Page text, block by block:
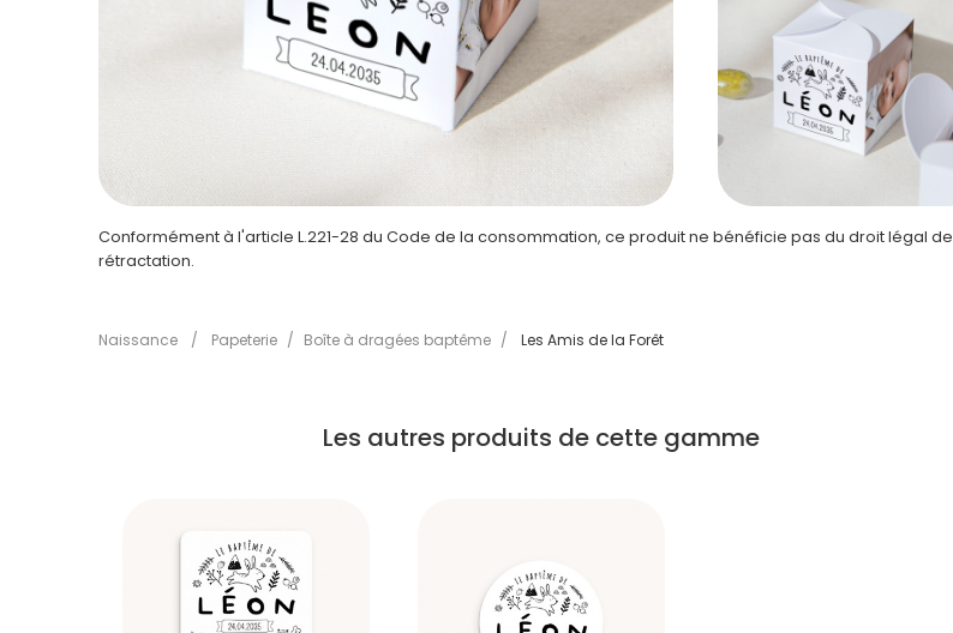
Naissance / Papeterie / Boîte à dragées baptême / Les Amis de la Forêt
Conformément à l'article L.221-28 du Code de la consommation, ce produit ne bénéficie pas du droit légal de
rétractation.
Les autres produits de cette gamme